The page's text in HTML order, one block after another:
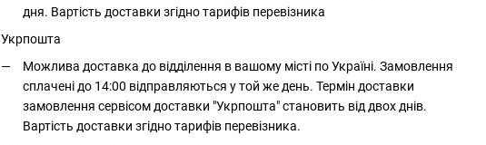
дня. Вартість доставки згідно тарифів перевізника
Укрпошта
Можлива доставка до відділення в вашому місті по Україні. Замовлення
сплачені до 14:00 відправляються у той же день. Термін доставки
замовлення сервісом доставки "Укрпошта" становить від двох днів.
Вартість доставки згідно тарифів перевізника.